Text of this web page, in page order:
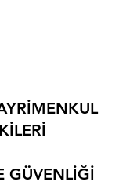
GÜVENLİĞİ